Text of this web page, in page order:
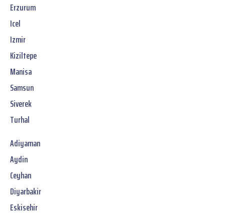
Erzurum
Icel
Izmir
Kiziltepe
Manisa
Samsun
Siverek
Turhal
Adiyaman
Aydin
Ceyhan
Diyarbakir
Eskisehir